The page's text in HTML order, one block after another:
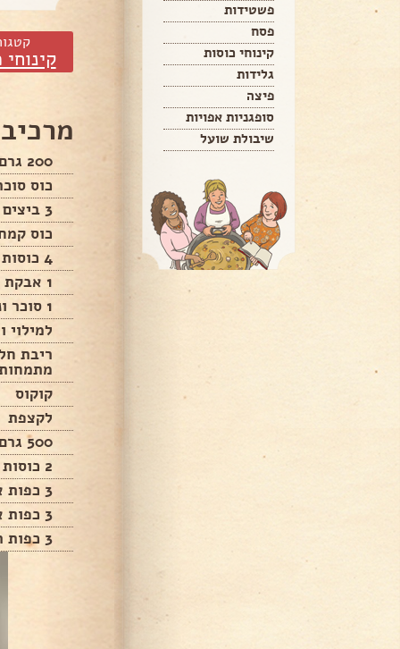
פשטידות
פסח
קינוחי כוסות
גלידות
פיצה
סופגניות אפויות
שיבולת שועל
200 גרם מחמאה
כוס
3 ביצים
כוס
4 כוסות קורנפלור
1 אבקת אפיה
1 סוכר וניל
למילוי
ריבת
קוקוס
לקצפת
500 גרם קצפת צמחית
2 כוסות מים
3 כפות אבקת מוס בטעם ריבת חלב
3 כפות אינסטנט פודינג וניל
3 כפות ריבת חלב פרווה.